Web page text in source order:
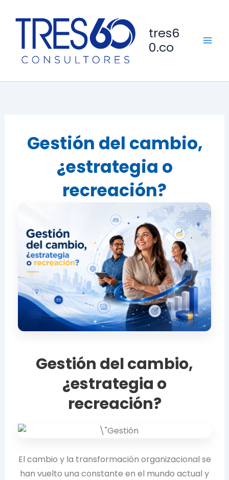
contenido
tres6
0.co
Gestión del cambio,
¿estrategia o
recreación?
Gestión del cambio,
¿estrategia o
recreación?
El cambio y la transformación organizacional se
han vuelto una constante en el mundo actual y